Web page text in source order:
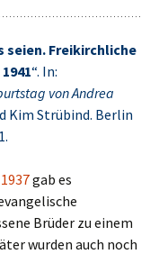
seien. Freikirchliche
“. In:
von Andrea
Kim Strübind. Berlin
gab es
Brüder zu einem
wurden auch noch